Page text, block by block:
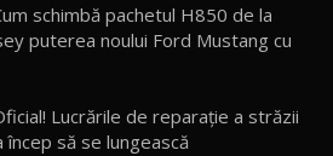
Mazda 6e / Test Drive AutoBlog.MD
Co 01 / Test Drive AutoBlog.MD
schimbă pachetul H850 de la
puterea noului Ford Mustang cu
Lucrările de reparaţie a străzii
încep să se lungească